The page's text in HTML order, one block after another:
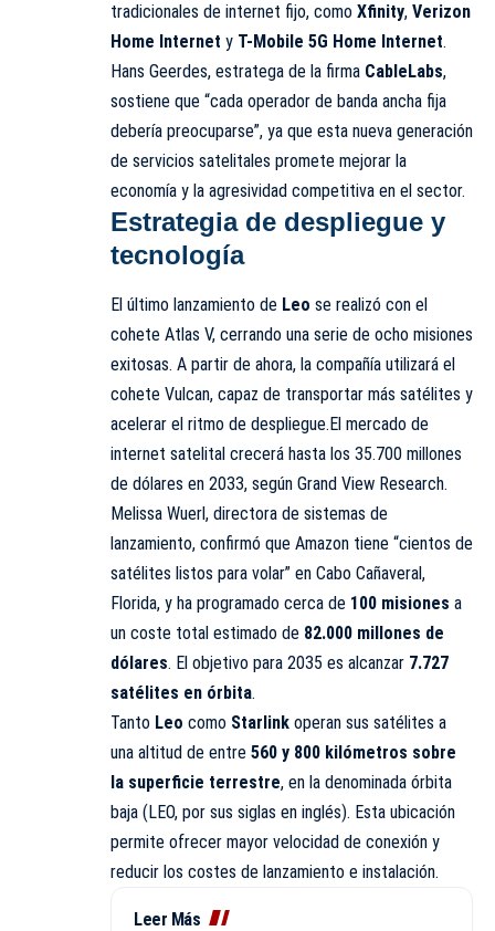
tradicionales de internet fijo, como Xfinity, Verizon
Home Internet y T-Mobile 5G Home Internet.
Hans Geerdes, estratega de la firma CableLabs,
sostiene que “cada operador de banda ancha fija
debería preocuparse”, ya que esta nueva generación
de servicios satelitales promete mejorar la
economía y la agresividad competitiva en el sector.
Estrategia de despliegue y
tecnología
El último lanzamiento de Leo se realizó con el
cohete Atlas V, cerrando una serie de ocho misiones
exitosas. A partir de ahora, la compañía utilizará el
cohete Vulcan, capaz de transportar más satélites y
acelerar el ritmo de despliegue.El mercado de
internet satelital crecerá hasta los 35.700 millones
de dólares en 2033, según Grand View Research.
Melissa Wuerl, directora de sistemas de
lanzamiento, confirmó que Amazon tiene “cientos de
satélites listos para volar” en Cabo Cañaveral,
Florida, y ha programado cerca de 100 misiones a
un coste total estimado de 82.000 millones de
dólares. El objetivo para 2035 es alcanzar 7.727
satélites en órbita.
Tanto Leo como Starlink operan sus satélites a
una altitud de entre 560 y 800 kilómetros sobre
la superficie terrestre, en la denominada órbita
baja (LEO, por sus siglas en inglés). Esta ubicación
permite ofrecer mayor velocidad de conexión y
reducir los costes de lanzamiento e instalación.
Leer Más